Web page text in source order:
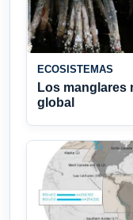
ECOSISTEMAS
Los manglares
global